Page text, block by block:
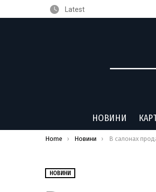
Latest
НОВИНИ
You are here:
Home Новини В салонах продаж Audi
НОВИНИ